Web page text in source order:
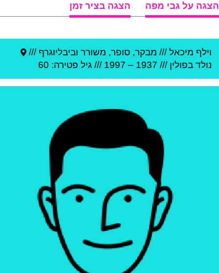
הצגה על גבי מפה
הצגה בציר זמן
וילף מיכאל/// מבקר, סופר, משורר וביבליוגרף ///
נולד בפולין ///
1937
–
1997 /// גיל פטירה: 60